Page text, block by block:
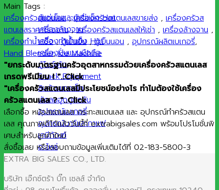
ตู้แช่เย็นและตู้แช่แข็ง
เครื่องล้างจาน
เครื่องทำน้ำแข็ง
เครื่องปั่นแบบมือถือ
ตู้โชว์เค้ก
Snack Equipment
สินค้าขนาดเล็ก
พัดลมฮูดดูดควัน
อุปกรณ์เบเกอรี่
อุปกรณ์บาร์และกาแฟ
เคมีภัณฑ์
อะไหล่
Main Tags :
เครื่องครัวสแตนเลส,เครื่องครัวสแตนเลสขายส่ง , เครื่องครัวส
แตนเลสราคาโรงงาน,เครื่องครัวสแตนเลสให้เช่า , เครื่องล้างจาน ,
เครื่องทำน้ำแข็ง,ตู้เย็นยืน,ตู้เย็นนอน , อุปกรณ์ผลิตเบเกอรี่,
Hand Blender,Ice Machine
"ยกระดับมาตรฐานครัวอุตสาหกรรมด้วยเครื่องครัวสแตนเลส
เกรดพรีเมียม ! "..Click
"เครื่องครัวสแตนเลสมีประโยชน์อย่างไร ทำไมต้องใช้เครื่อง
ครัวสแตนเลส ? "..Click
เลือกซื้อ หม้อสแตนเลส กระทะสแตนเลส และ อุปกรณ์ทำครัวสแตน
เลส คุณภาพดีได้แล้ววันนี้ที่ extrabigsales.com พร้อมโปรโมชั่นพิ
เศษสำหรับลูกค้าใหม่
สั่งซื้อเลย หรือสอบถามข้อมูลเพิ่มเติมได้ที่ 02-183-5800-3
EXTRA BIG SALES CO., LTD.
บริษัท เอ๊กซ์ตร้า บิ๊ก เซลส์ จำกัด